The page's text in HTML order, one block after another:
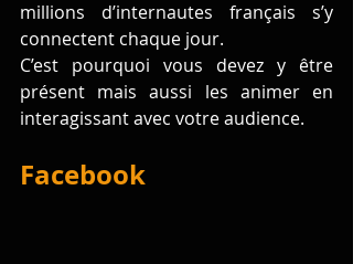
millions d’internautes français s’y
connectent chaque jour.
C’est pourquoi vous devez y être
présent mais aussi les animer en
interagissant avec votre audience.
Facebook